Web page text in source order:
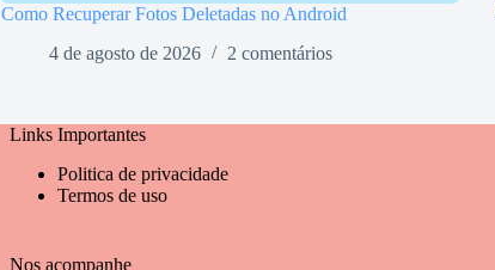
Como Recuperar Fotos Deletadas no Android
4 de agosto de 2026
2 comentários
Links Importantes
Politica de privacidade
Termos de uso
Nos acompanhe